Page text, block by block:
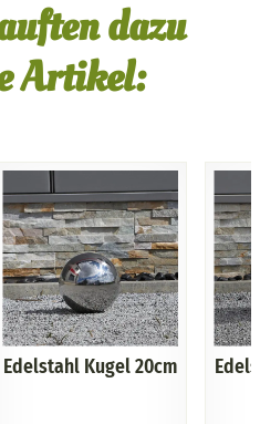
dazu
Artikel:
Edelstahl Kugel 20cm